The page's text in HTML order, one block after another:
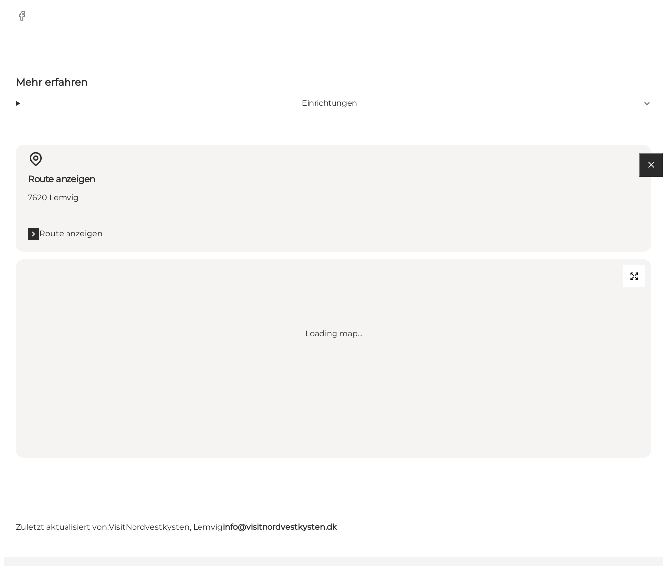
Facebook
Mehr erfahren
Einrichtungen
Route anzeigen
7620 Lemvig
Route anzeigen
Loading map...
Zuletzt aktualisiert von:VisitNordvestkysten, Lemviginfo@visitnordvestkysten.dk